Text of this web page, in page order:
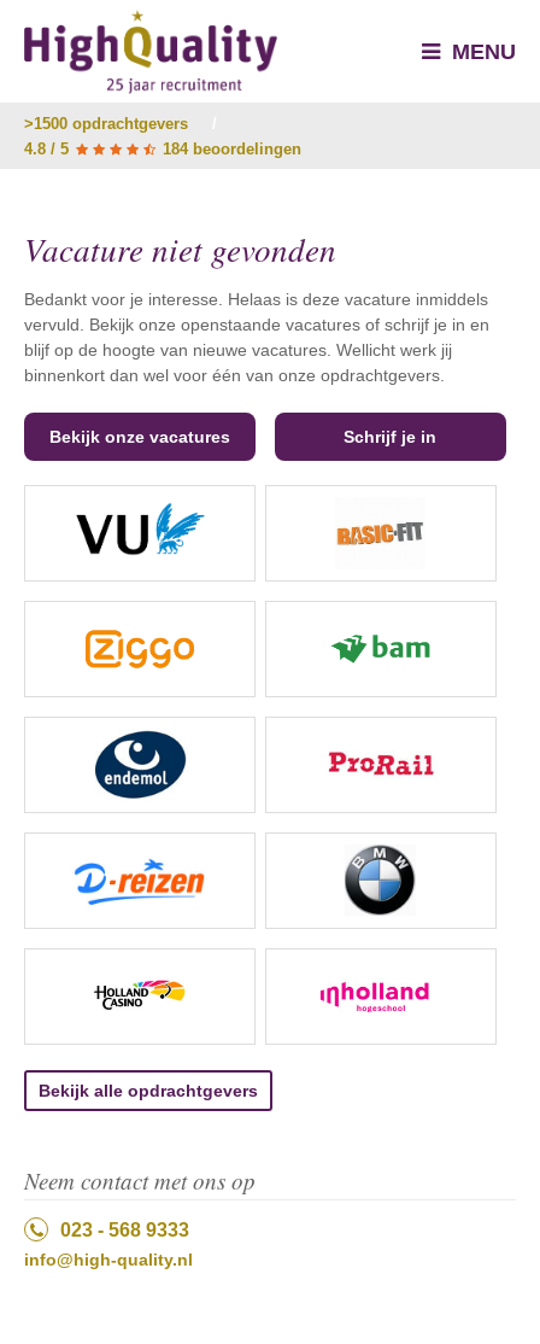
MENU
>1500 opdrachtgevers
4.8 / 5
184 beoordelingen
Vacature niet gevonden
Bedankt voor je interesse. Helaas is deze vacature inmiddels
vervuld. Bekijk onze openstaande vacatures of schrijf je in en
blijf op de hoogte van nieuwe vacatures. Wellicht werk jij
binnenkort dan wel voor één van onze opdrachtgevers.
Bekijk onze vacatures Schrijf je in
Bekijk alle opdrachtgevers
Neem contact met ons op
023 - 568 9333
info@high-quality.nl